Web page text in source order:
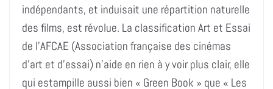
indépendants, et induisait une répartition naturelle
des films, est révolue. La classification Art et Essai
de l’AFCAE (Association française des cinémas
d’art et d’essai) n’aide en rien à y voir plus clair, elle
qui estampille aussi bien « Green Book » que « Les